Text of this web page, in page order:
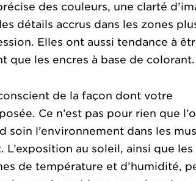
des couleurs, une clarté
détails accrus dans les zones
Elles ont aussi tendance à
que les encres à base de colorant.
de la façon dont votre
Ce n’est pas pour rien que
soin l’environnement dans les
L’exposition au soleil, ainsi que les
de température et d’humidité,